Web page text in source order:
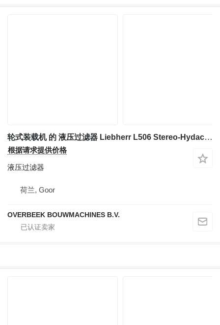
轮式装载机 的 液压过滤器 Liebherr L506 Stereo-Hydac RKM MM 201BZZ10W0.0-Filter
根据请求提供价格
液压过滤器
荷兰, Goor
OVERBEEK BOUWMACHINES B.V.